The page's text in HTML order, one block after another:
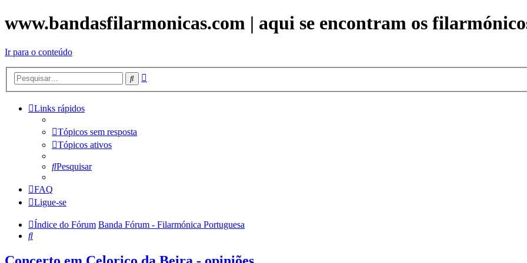
www.bandasfilarmonicas.com | aqui se encontram os
Ir para o conteúdo
Pesquisar
Links rápidos
Tópicos sem resposta
Tópicos ativos
Pesquisar
FAQ
Ligue-se
Índice do Fórum Banda Fórum - Filarmónica Portuguesa
Pesquisar